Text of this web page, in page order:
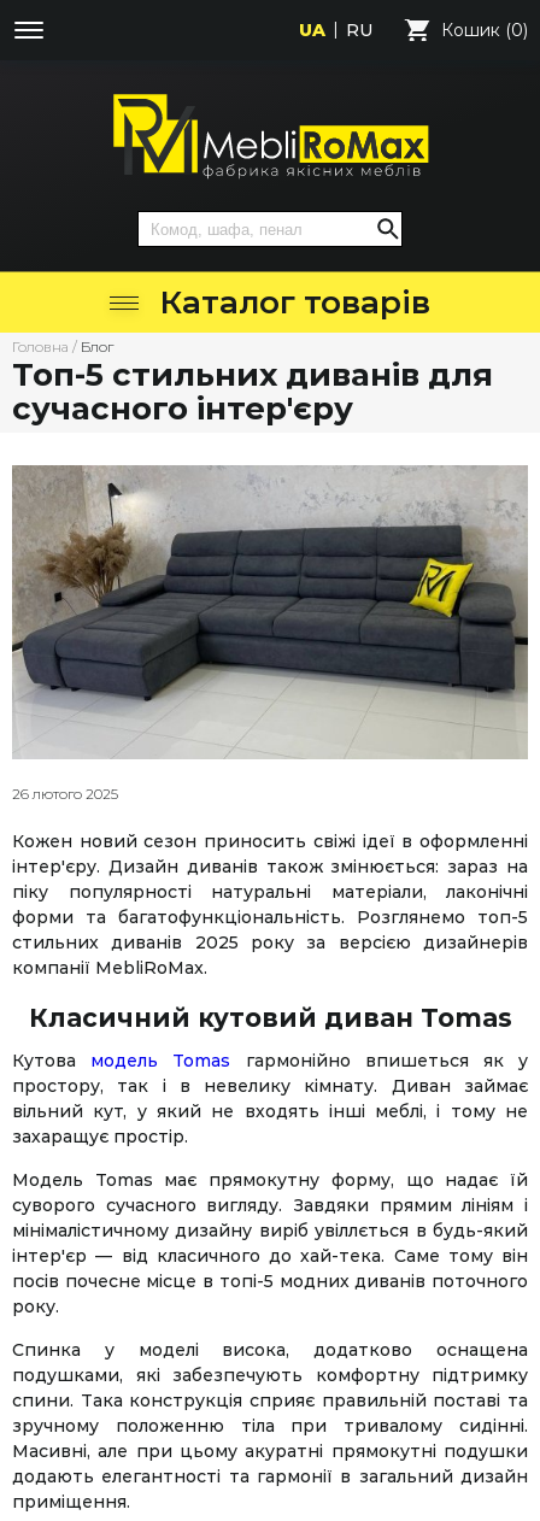
UA RU Кошик (0)
Каталог товарів
Головна / Блог
Топ-5 стильних диванів для
сучасного інтер'єру
26 лютого 2025
Кожен новий сезон приносить свіжі ідеї в оформленні
інтер'єру. Дизайн диванів також змінюється: зараз на
піку популярності натуральні матеріали, лаконічні
форми та багатофункціональність. Розглянемо топ-5
стильних диванів 2025 року за версією дизайнерів
компанії MebliRoMax.
Класичний кутовий диван Tomas
Кутова модель Tomas гармонійно впишеться як у
простору, так і в невелику кімнату. Диван займає
вільний кут, у який не входять інші меблі, і тому не
захаращує простір.
Модель Tomas має прямокутну форму, що надає їй
суворого сучасного вигляду. Завдяки прямим лініям і
мінімалістичному дизайну виріб увіллється в будь-який
інтер'єр — від класичного до хай-тека. Саме тому він
посів почесне місце в топі-5 модних диванів поточного
року.
Спинка у моделі висока, додатково оснащена
подушками, які забезпечують комфортну підтримку
спини. Така конструкція сприяє правильній поставі та
зручному положенню тіла при тривалому сидінні.
Масивні, але при цьому акуратні прямокутні подушки
додають елегантності та гармонії в загальний дизайн
приміщення.